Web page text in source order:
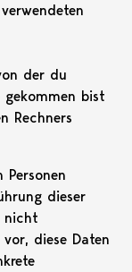
der du
bist
Rechners
dieser
nicht
diese Daten